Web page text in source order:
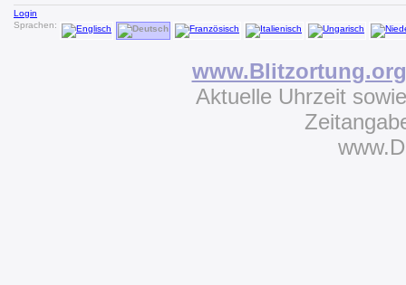
Login
Sprachen:
www.Blitzortung.org
Aktuelle Uhrzeit